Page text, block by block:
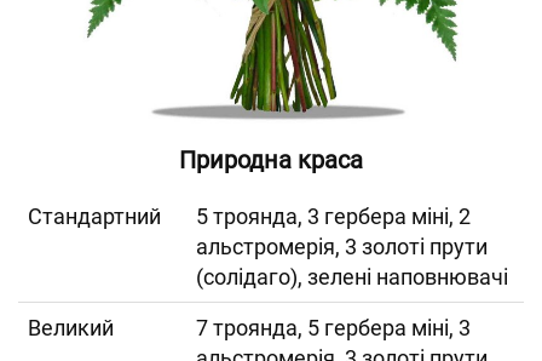
Природна краса
Cтандартний
5 троянда, 3 гербера міні, 2
альстромерія, 3 золоті прути
(солідаго), зелені наповнювачі
Великий
7 троянда, 5 гербера міні, 3